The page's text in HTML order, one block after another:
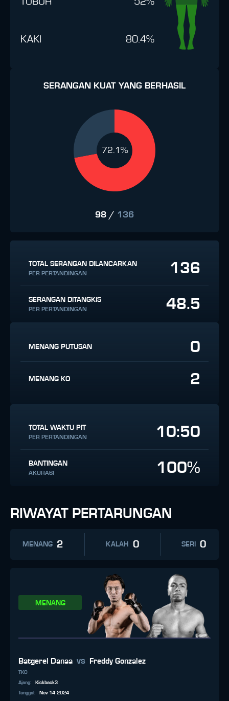
KAKI 80.4%
SERANGAN KUAT YANG BERHASIL
72.1%
98 / 136
TOTAL SERANGAN DILANCARKAN
PER PERTANDINGAN 136
SERANGAN DITANGKIS
PER PERTANDINGAN 48.5
MENANG PUTUSAN 0
MENANG KO 2
TOTAL WAKTU PIT
PER PERTANDINGAN 10:50
BANTINGAN
AKURASI 100%
RIWAYAT PERTARUNGAN
MENANG 2 KALAH 0 SERI 0
MENANG
Batgerel Danaa vs Freddy Gonzalez
TKO
Ajang:
Kickback3
Tanggal : Nov 14 2024